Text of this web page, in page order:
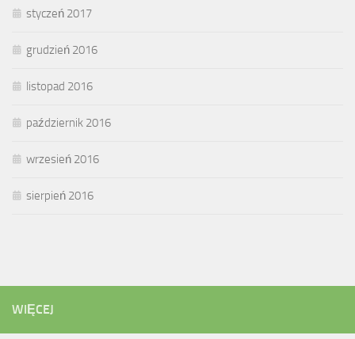
styczeń 2017
grudzień 2016
listopad 2016
październik 2016
wrzesień 2016
sierpień 2016
WIĘCEJ